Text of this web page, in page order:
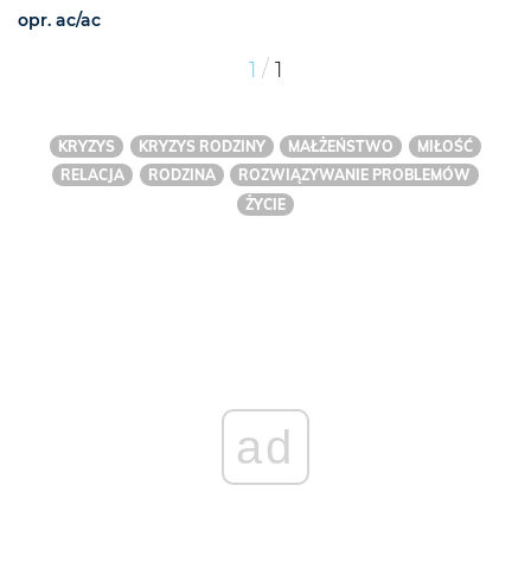
opr. ac/ac
1 / 1
KRYZYS KRYZYS RODZINY MAŁŻEŃSTWO
MIŁOŚĆ
RELACJA
RODZINA
ROZWIĄZYWANIE PROBLEMÓW
ŻYCIE
ad